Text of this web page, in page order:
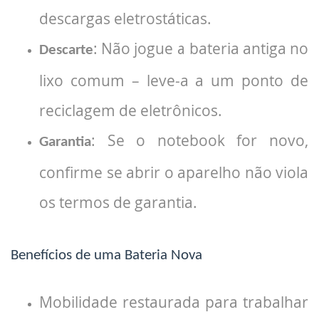
descargas eletrostáticas.
Descarte: Não jogue a bateria antiga no
lixo comum – leve-a a um ponto de
reciclagem de eletrônicos.
Garantia: Se o notebook for novo,
confirme se abrir o aparelho não viola
os termos de garantia.
Benefícios de uma Bateria Nova
Mobilidade restaurada para trabalhar